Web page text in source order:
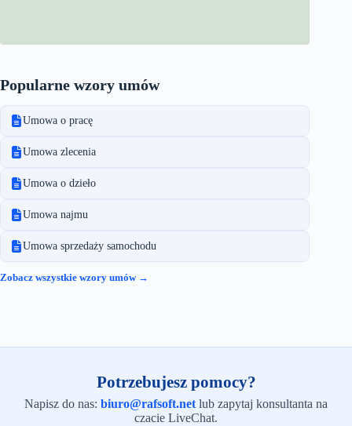
Popularne wzory umów
Umowa o pracę
Umowa zlecenia
Umowa o dzieło
Umowa najmu
Umowa sprzedaży samochodu
Zobacz wszystkie wzory umów →
Potrzebujesz pomocy?
Napisz do nas: biuro@rafsoft.net lub zapytaj konsultanta na
czacie LiveChat.